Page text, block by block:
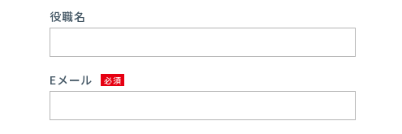
役職名
Eメール